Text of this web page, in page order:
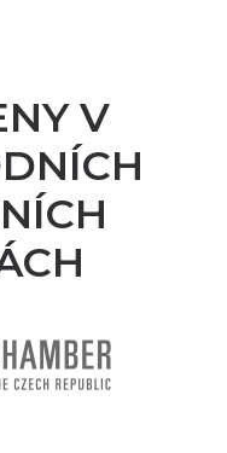
V